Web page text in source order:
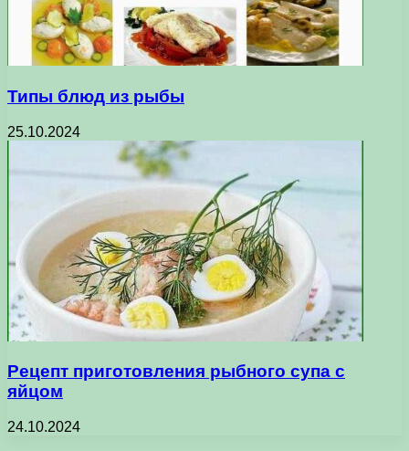
Типы блюд из рыбы
25.10.2024
Рецепт приготовления рыбного супа с
яйцом
24.10.2024